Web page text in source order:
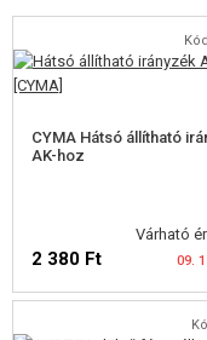
OUTDOOR,
ÉLELMISZER
ÉPÍTŐKÉSZLETEK,
SÉRÜLT, HASZNÁLT
CYMA Hátsó állítható
AK-hoz
Várható
2 380 Ft 09.